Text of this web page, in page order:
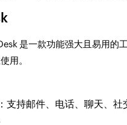
是一款功能强大且易用的
用。
支持邮件、电话、聊天、社